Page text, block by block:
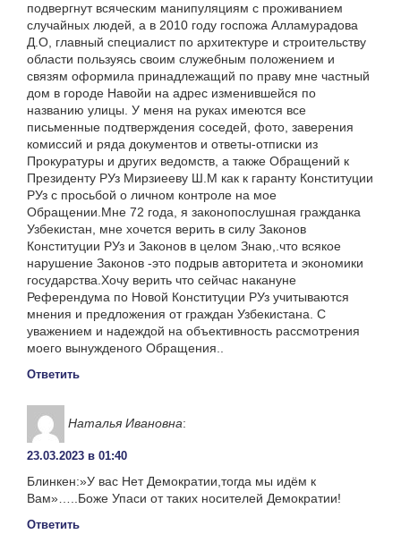
подвергнут всяческим манипуляциям с проживанием
случайных людей, а в 2010 году госпожа Алламурадова
Д.О, главный специалист по архитектуре и строительству
области пользуясь своим служебным положением и
связям оформила принадлежащий по праву мне частный
дом в городе Навойи на адрес изменившейся по
названию улицы. У меня на руках имеются все
письменные подтверждения соседей, фото, заверения
комиссий и ряда документов и ответы-отписки из
Прокуратуры и других ведомств, а также Обращений к
Президенту РУз Мирзиееву Ш.М как к гаранту Конституции
РУз с просьбой о личном контроле на мое
Обращении.Мне 72 года, я законопослушная гражданка
Узбекистан, мне хочется верить в силу Законов
Конституции РУз и Законов в целом Знаю,.что всякое
нарушение Законов -это подрыв авторитета и экономики
государства.Хочу верить что сейчас накануне
Референдума по Новой Конституции РУз учитываются
мнения и предложения от граждан Узбекистана. С
уважением и надеждой на объективность рассмотрения
моего вынужденого Обращения..
Ответить
Наталья Ивановна:
23.03.2023 в 01:40
Блинкен:»У вас Нет Демократии,тогда мы идём к
Вам»…..Боже Упаси от таких носителей Демократии!
Ответить